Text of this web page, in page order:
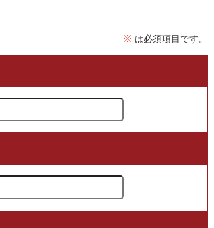
る
亀」「竹生島」など
資料として